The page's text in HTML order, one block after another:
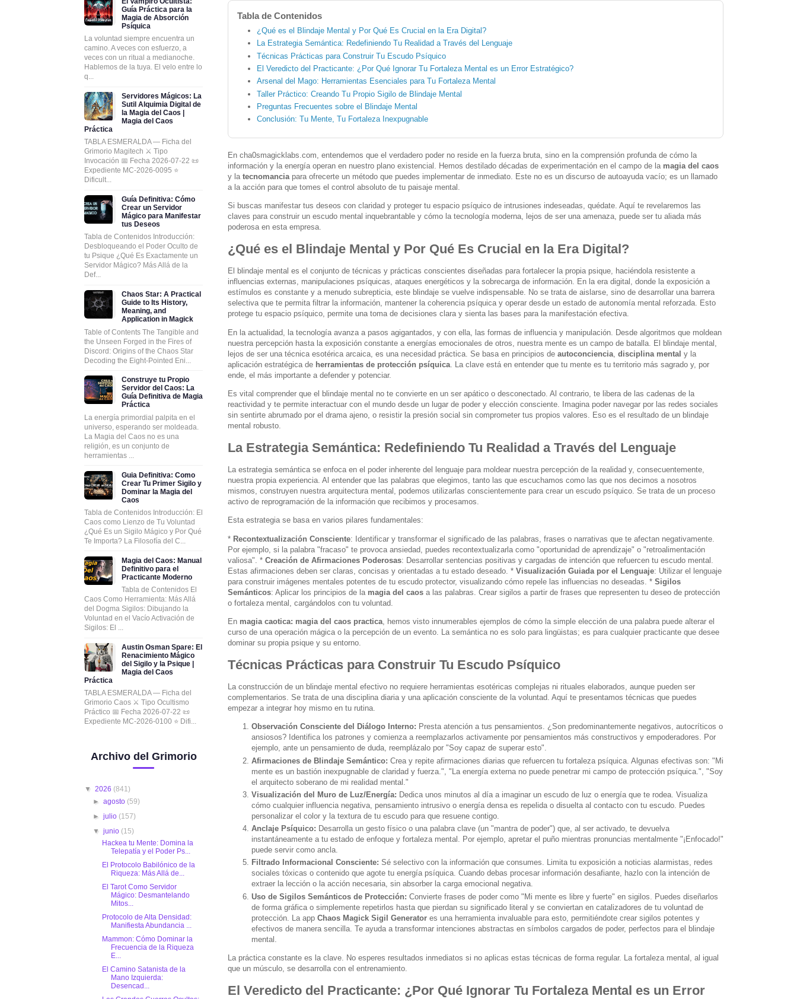
Tabla de Contenidos
¿Qué es el Blindaje Mental y Por Qué Es Crucial en la Era Digital?
La Estrategia Semántica: Redefiniendo Tu Realidad a Través del Lenguaje
Técnicas Prácticas para Construir Tu Escudo Psíquico
El Veredicto del Practicante: ¿Por Qué Ignorar Tu Fortaleza Mental es un Error Estratégico?
Arsenal del Mago: Herramientas Esenciales para Tu Fortaleza Mental
Taller Práctico: Creando Tu Propio Sigilo de Blindaje Mental
Preguntas Frecuentes sobre el Blindaje Mental
Conclusión: Tu Mente, Tu Fortaleza Inexpugnable
En cha0smagicklabs.com, entendemos que el verdadero poder no reside en la fuerza bruta, sino en la comprensión profunda de cómo la
información y la energía operan en nuestro plano existencial. Hemos destilado décadas de experimentación en el campo de la magia del caos
y la tecnomancia para ofrecerte un método que puedes implementar de inmediato. Este no es un discurso de autoayuda vacío; es un llamado
a la acción para que tomes el control absoluto de tu paisaje mental.
Si buscas manifestar tus deseos con claridad y proteger tu espacio psíquico de intrusiones indeseadas, quédate. Aquí te revelaremos las
claves para construir un escudo mental inquebrantable y cómo la tecnología moderna, lejos de ser una amenaza, puede ser tu aliada más
poderosa en esta empresa.
¿Qué es el Blindaje Mental y Por Qué Es Crucial en la Era Digital?
El blindaje mental es el conjunto de técnicas y prácticas conscientes diseñadas para fortalecer la propia psique, haciéndola resistente a
influencias externas, manipulaciones psíquicas, ataques energéticos y la sobrecarga de información. En la era digital, donde la exposición a
estímulos es constante y a menudo subrepticia, este blindaje se vuelve indispensable. No se trata de aislarse, sino de desarrollar una barrera
selectiva que te permita filtrar la información, mantener la coherencia psíquica y operar desde un estado de autonomía mental reforzada. Esto
protege tu espacio psíquico, permite una toma de decisiones clara y sienta las bases para la manifestación efectiva.
En la actualidad, la tecnología avanza a pasos agigantados, y con ella, las formas de influencia y manipulación. Desde algoritmos que moldean
nuestra percepción hasta la exposición constante a energías emocionales de otros, nuestra mente es un campo de batalla. El blindaje mental,
lejos de ser una técnica esotérica arcaica, es una necesidad práctica. Se basa en principios de autoconciencia disciplina mental y la
aplicación estratégica de herramientas de protección psíquica . La clave está en entender que tu mente es tu territorio más sagrado y, por
ende, el más importante a defender y potenciar.
Es vital comprender que el blindaje mental no te convierte en un ser apático o desconectado. Al contrario, te libera de las cadenas de la
reactividad y te permite interactuar con el mundo desde un lugar de poder y elección consciente. Imagina poder navegar por las redes sociales
sin sentirte abrumado por el drama ajeno, o resistir la presión social sin comprometer tus propios valores. Eso es el resultado de un blindaje
mental robusto.
La Estrategia Semántica: Redefiniendo Tu Realidad a Través del Lenguaje
La estrategia semántica se enfoca en el poder inherente del lenguaje para moldear nuestra percepción de la realidad y, consecuentemente,
nuestra propia experiencia. Al entender que las palabras que elegimos, tanto las que escuchamos como las que nos decimos a nosotros
mismos, construyen nuestra arquitectura mental, podemos utilizarlas conscientemente para crear un escudo psíquico. Se trata de un proceso
activo de reprogramación de la información que recibimos y procesamos.
Esta estrategia se basa en varios pilares fundamentales:
* Recontextualización Consciente: Identificar y transformar el significado de las palabras, frases o narrativas que te afectan negativamente.
Por ejemplo, si la palabra "fracaso" te provoca ansiedad, puedes recontextualizarla como "oportunidad de aprendizaje" o "retroalimentación
valiosa". * Creación de Afirmaciones Poderosas: Desarrollar sentencias positivas y cargadas de intención que refuercen tu escudo mental.
Estas afirmaciones deben ser claras, concisas y orientadas a tu estado deseado. * Visualización Guiada por el Lenguaje: Utilizar el lenguaje
para construir imágenes mentales potentes de tu escudo protector, visualizando cómo repele las influencias no deseadas. * Sigilos
Semánticos: Aplicar los principios de la magia del caos a las palabras. Crear sigilos a partir de frases que representen tu deseo de protección
o fortaleza mental, cargándolos con tu voluntad.
En magia caotica: magia del caos practica , hemos visto innumerables ejemplos de cómo la simple elección de una palabra puede alterar el
curso de una operación mágica o la percepción de un evento. La semántica no es solo para lingüistas; es para cualquier practicante que desee
dominar su propia psique y su entorno.
Técnicas Prácticas para Construir Tu Escudo Psíquico
La construcción de un blindaje mental efectivo no requiere herramientas esotéricas complejas ni rituales elaborados, aunque pueden ser
complementarios. Se trata de una disciplina diaria y una aplicación consciente de la voluntad. Aquí te presentamos técnicas que puedes
empezar a integrar hoy mismo en tu rutina.
Observación Consciente del Diálogo Interno: Presta atención a tus pensamientos. ¿Son predominantemente negativos, autocríticos o
ansiosos? Identifica los patrones y comienza a reemplazarlos activamente por pensamientos más constructivos y empoderadores. Por
ejemplo, ante un pensamiento de duda, reemplázalo por "Soy capaz de superar esto".
Afirmaciones de Blindaje Semántico: Crea y repite afirmaciones diarias que refuercen tu fortaleza psíquica. Algunas efectivas son: "Mi
mente es un bastión inexpugnable de claridad y fuerza.", "La energía externa no puede penetrar mi campo de protección psíquica.", "Soy
el arquitecto soberano de mi realidad mental."
Visualización del Muro de Luz/Energía: Dedica unos minutos al día a imaginar un escudo de luz o energía que te rodea. Visualiza
cómo cualquier influencia negativa, pensamiento intrusivo o energía densa es repelida o disuelta al contacto con tu escudo. Puedes
personalizar el color y la textura de tu escudo para que resuene contigo.
Anclaje Psíquico: Desarrolla un gesto físico o una palabra clave (un "mantra de poder") que, al ser activado, te devuelva
instantáneamente a tu estado de enfoque y fortaleza mental. Por ejemplo, apretar el puño mientras pronuncias mentalmente "¡Enfocado!"
puede servir como ancla.
Filtrado Informacional Consciente: Sé selectivo con la información que consumes. Limita tu exposición a noticias alarmistas, redes
sociales tóxicas o contenido que agote tu energía psíquica. Cuando debas procesar información desafiante, hazlo con la intención de
extraer la lección o la acción necesaria, sin absorber la carga emocional negativa.
Uso de Sigilos Semánticos de Protección: Convierte frases de poder como "Mi mente es libre y fuerte" en sigilos. Puedes diseñarlos
de forma gráfica o simplemente repetirlos hasta que pierdan su significado literal y se conviertan en catalizadores de tu voluntad de
protección. La app Chaos Magick Sigil Generator es una herramienta invaluable para esto, permitiéndote crear sigilos potentes y
efectivos de manera sencilla. Te ayuda a transformar intenciones abstractas en símbolos cargados de poder, perfectos para el blindaje
mental.
La práctica constante es la clave. No esperes resultados inmediatos si no aplicas estas técnicas de forma regular. La fortaleza mental, al igual
que un músculo, se desarrolla con el entrenamiento.
El Veredicto del Practicante: ¿Por Qué Ignorar Tu Fortaleza Mental es un Error
Guía Práctica para la
Magia de Absorción
Psíquica
La voluntad siempre encuentra un
camino. A veces con esfuerzo, a
veces con un ritual a medianoche.
Hablemos de la tuya. El velo entre lo
q...
Servidores Mágicos: La
Sutil Alquimia Digital de
la Magia del Caos |
Magia del Caos
Práctica
TABLA ESMERALDA — Ficha del
Grimorio Magitech ⚔️ Tipo
Invocación 📅 Fecha 2026-07-22 📜
Expediente MC-2026-0095 ⭐
Dificult...
Guía Definitiva: Cómo
Crear un Servidor
Mágico para Manifestar
tus Deseos
Tabla de Contenidos Introducción:
Desbloqueando el Poder Oculto de
tu Psique ¿Qué Es Exactamente un
Servidor Mágico? Más Allá de la
Def...
Chaos Star: A Practical
Guide to Its History,
Meaning, and
Application in Magick
Table of Contents The Tangible and
the Unseen Forged in the Fires of
Discord: Origins of the Chaos Star
Decoding the Eight-Pointed Eni...
Construye tu Propio
Servidor del Caos: La
Guía Definitiva de Magia
Práctica
La energía primordial palpita en el
universo, esperando ser moldeada.
La Magia del Caos no es una
religión, es un conjunto de
herramientas ...
Guia Definitiva: Como
Crear Tu Primer Sigilo y
Dominar la Magia del
Caos
Tabla de Contenidos Introducción: El
Caos como Lienzo de Tu Voluntad
¿Qué Es un Sigilo Mágico y Por Qué
Te Importa? La Filosofía del C...
Magia del Caos: Manual
Definitivo para el
Practicante Moderno
Tabla de Contenidos El
Caos Como Herramienta: Más Allá
del Dogma Sigilos: Dibujando la
Voluntad en el Vacío Activación de
Sigilos: El ...
Austin Osman Spare: El
Renacimiento Mágico
del Sigilo y la Psique |
Magia del Caos
Práctica
TABLA ESMERALDA — Ficha del
Grimorio Caos ⚔️ Tipo Ocultismo
Práctico 📅 Fecha 2026-07-22 📜
Expediente MC-2026-0100 ⭐ Difi...
Archivo del Grimorio
▼ 2026 (841)
►agosto (59)
►julio (157)
▼junio (15)
Hackea tu Mente: Domina la
Telepatía y el Poder Ps...
El Protocolo Babilónico de la
Riqueza: Más Allá de...
El Tarot Como Servidor
Mágico: Desmantelando
Mitos...
Protocolo de Alta Densidad:
Manifiesta Abundancia ...
Mammon: Cómo Dominar la
Frecuencia de la Riqueza
E...
El Camino Satanista de la
Mano Izquierda:
Desencad...